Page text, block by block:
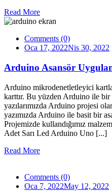
Read More
Comments (0)
Oca 17, 2022Nis 30, 2022
Arduino Asansör
Arduino mikrodenetletleyici
karttır. Bu yüzden Arduino ile
yazılarımızda Arduino projesi
yazımızda Arduino ile basit bir
Projemizde kullandığımız
Adet Sarı Led Arduino Uno [...]
Read More
Comments (0)
Oca 7, 2022May 12, 2022